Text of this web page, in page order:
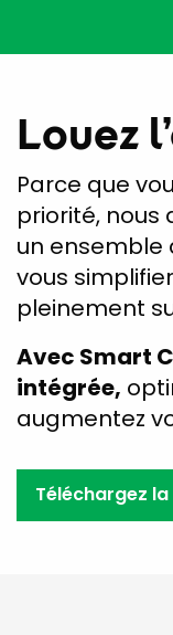
Louez
Parce que
priorité, nous
un ensemble
vous
pleinement
Avec Smart
intégrée,
augmentez
Téléchargez